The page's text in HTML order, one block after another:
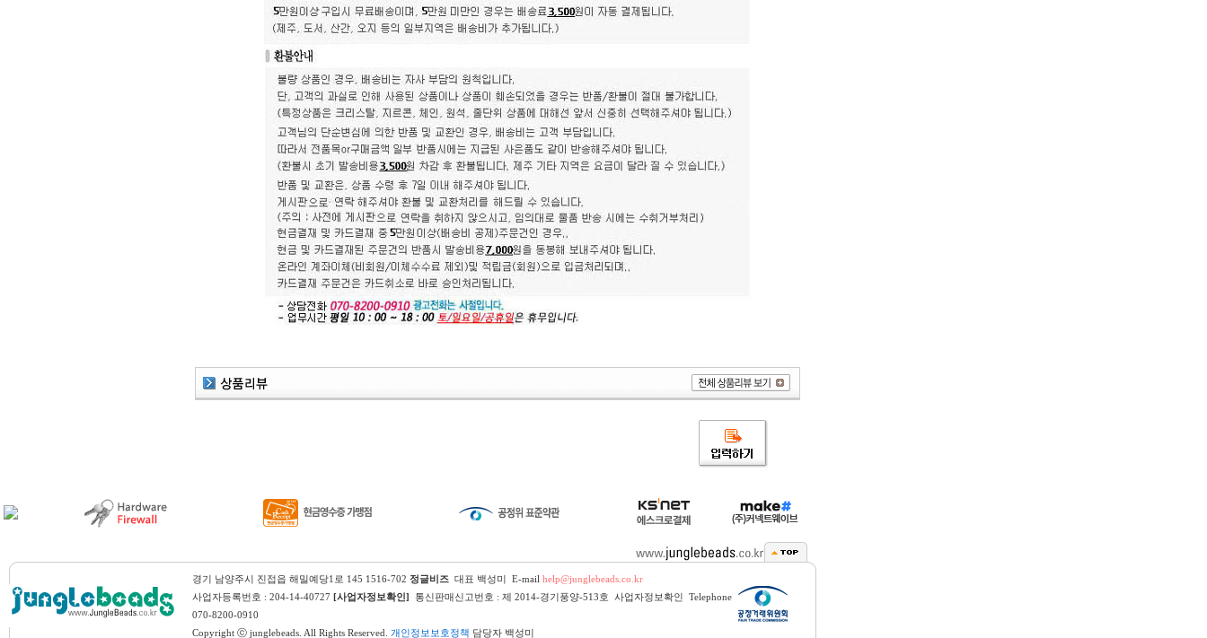
경기 남양주시 진접읍 해밀예당1로 145 1516-702 정글비즈 대표 백성미 E-mail help@junglebeads.co.kr
사업자등록번호 : 204-14-40727 [사업자정보확인] 통신판매신고번호 : 제 2014-경기풍양-513호 사업자정보확인 Telephone
070-8200-0910
Copyright ⓒ junglebeads. All Rights Reserved. 개인정보보호정책 담당자 백성미